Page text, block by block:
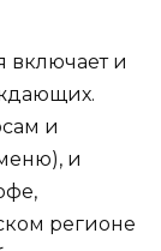
включает и
и
и
регионе